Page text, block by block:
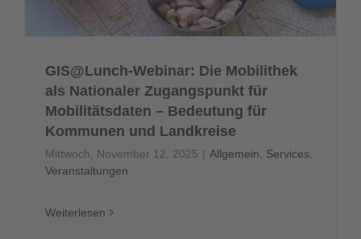
GIS@Lunch-Webinar: Die Mobilithek
als Nationaler Zugangspunkt für
Mobilitätsdaten – Bedeutung für
Kommunen und Landkreise
Mittwoch, November 12, 2025 | Allgemein Services
Veranstaltungen
Weiterlesen